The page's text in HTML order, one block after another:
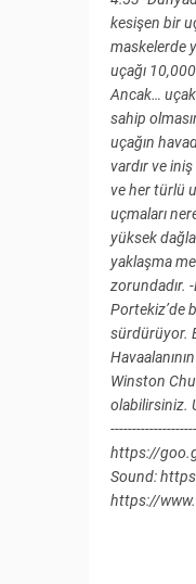
kesişen bir
maskelerde
uçağı
Ancak…
sahip
uçağın
vardır ve
ve her türlü
uçmaları
yüksek
yaklaşma
zorundadır.
Portekiz’de
sürdürüyor.
Winston
olabilirsiniz.
https://
Sound:
https://